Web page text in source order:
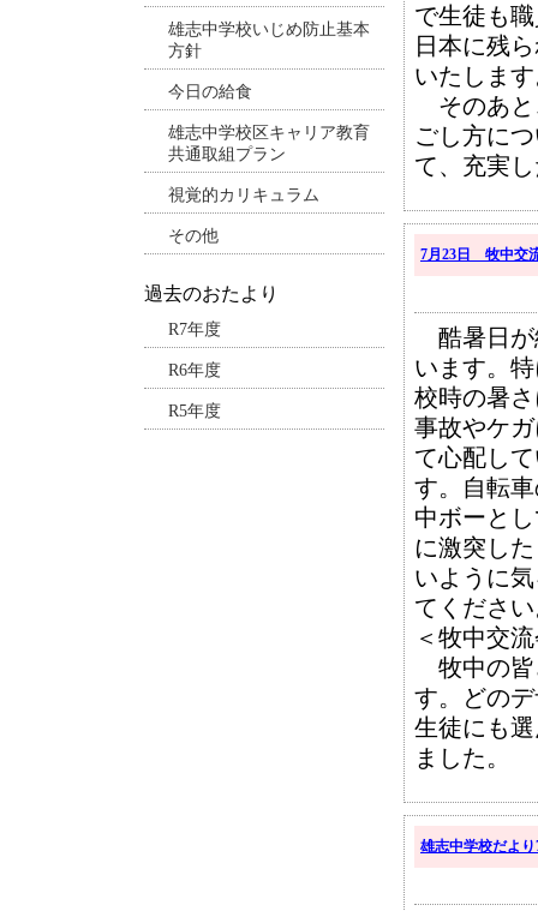
雄志中学校いじめ防止基本
方針
今日の給食
雄志中学校区キャリア教育
共通取組プラン
視覚的カリキュラム
その他
過去のおたより
R7年度
R6年度
R5年度
で生徒も
日本に残
いたしま
そのあと
ごし方に
て、充実
7月23日 牧中交
酷暑日が
います。
校時の暑
事故やケ
て心配し
す。自転
中ボーと
に激突し
いように
てくださ
＜牧中交
牧中の皆
す。どの
生徒にも
ました。
雄志中学校だよ